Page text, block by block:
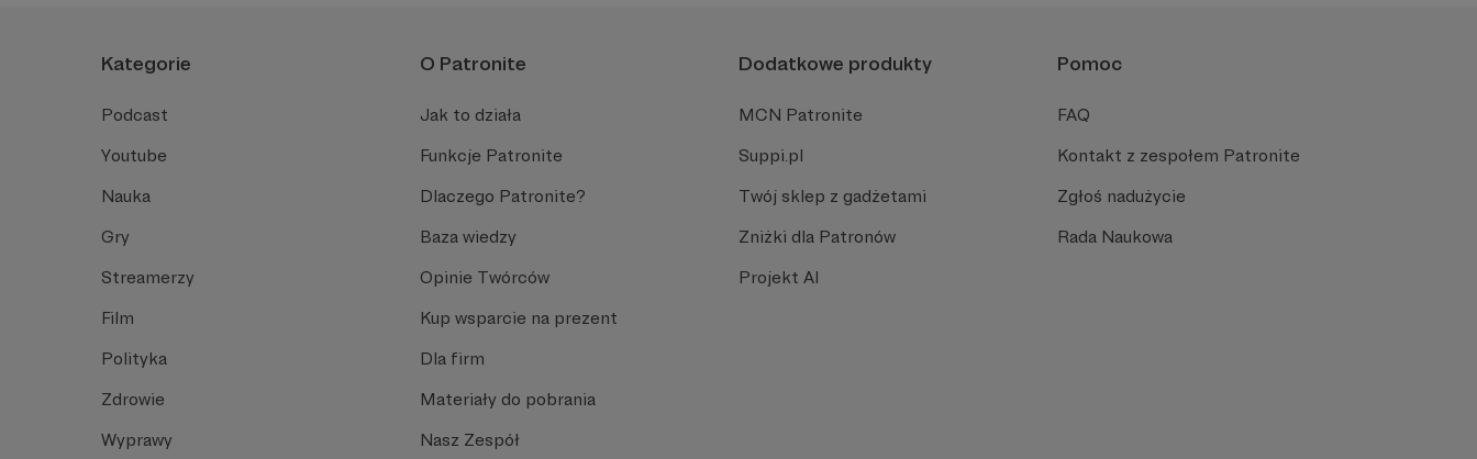
Kategorie
Podcast
Youtube
Nauka
Gry
Streamerzy
Film
Polityka
Zdrowie
Wyprawy
O Patronite
Jak to działa
Funkcje Patronite
Dlaczego Patronite?
Baza wiedzy
Opinie Twórców
Kup wsparcie na prezent
Dla firm
Materiały do pobrania
Nasz Zespół
Dodatkowe produkty
MCN Patronite
Suppi.pl
Twój sklep z gadżetami
Zniżki dla Patronów
Projekt AI
Pomoc
FAQ
Kontakt z zespołem Patronite
Zgłoś nadużycie
Rada Naukowa